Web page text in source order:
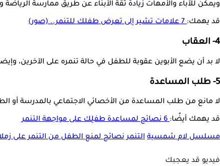
ويمكن للآباء والأمهات زيادة ثقة الأبناء عن طريق ممارسة
قد يهمك:7 علامات تشير إلى تعرض طفلك للتنمر.. (صور)
4- العقاب
لا بد أن يضع الأبوين عقوبة للطفل في حالة تنمره على الآخرين،
5- طلب المساعدة
لا مانع من طلب المساعدة من الأخصائي الاجتماعي بالمدرسة أو
قد يهمك أيضًا:6 نصائح لمساعدة طفلِك على مواجهة التنمر
مسلسل لام شمسية التنمر نصائح لمنع الطفل من التنمر على
فيديو قد يعجبك